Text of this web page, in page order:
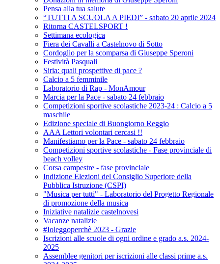
Pensa alla tua salute
“TUTTI A SCUOLA A PIEDI” - sabato 20 aprile 2024
Ritorna CASTELSPORT !
Settimana ecologica
Fiera dei Cavalli a Castelnovo di Sotto
Cordoglio per la scomparsa di Giuseppe Speroni
Festività Pasquali
Siria: quali prospettive di pace ?
Calcio a 5 femminile
Laboratorio di Rap - MonAmour
Marcia per la Pace - sabato 24 febbraio
Competizioni sportive scolastiche 2023-24 : Calcio a 5
maschile
Edizione speciale di Buongiorno Reggio
AAA Lettori volontari cercasi !!
Manifestiamo per la Pace - sabato 24 febbraio
Competizioni sportive scolastiche - Fase provinciale di
beach volley
Corsa campestre - fase provinciale
Indizione Elezioni del Consiglio Superiore della
Pubblica Istruzione (CSPI)
"Musica per tutti" - Laboratorio del Progetto Regionale
di promozione della musica
Iniziative natalizie castelnovesi
Vacanze natalizie
#Ioleggoperchè 2023 - Grazie
Iscrizioni alle scuole di ogni ordine e grado a.s. 2024-
2025
Assemblee genitori per iscrizioni alle classi prime a.s.